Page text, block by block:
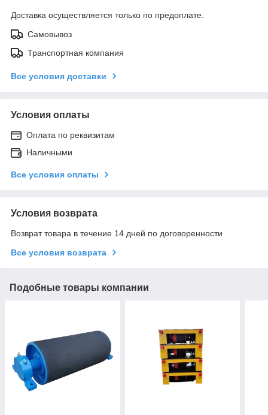
Доставка осуществляется только по предоплате.
Самовывоз
Транспортная компания
Все условия доставки
Условия оплаты
Оплата по реквизитам
Наличными
Все условия оплаты
Условия возврата
Возврат товара в течение 14 дней по договоренности
Все условия возврата
Подобные товары компании